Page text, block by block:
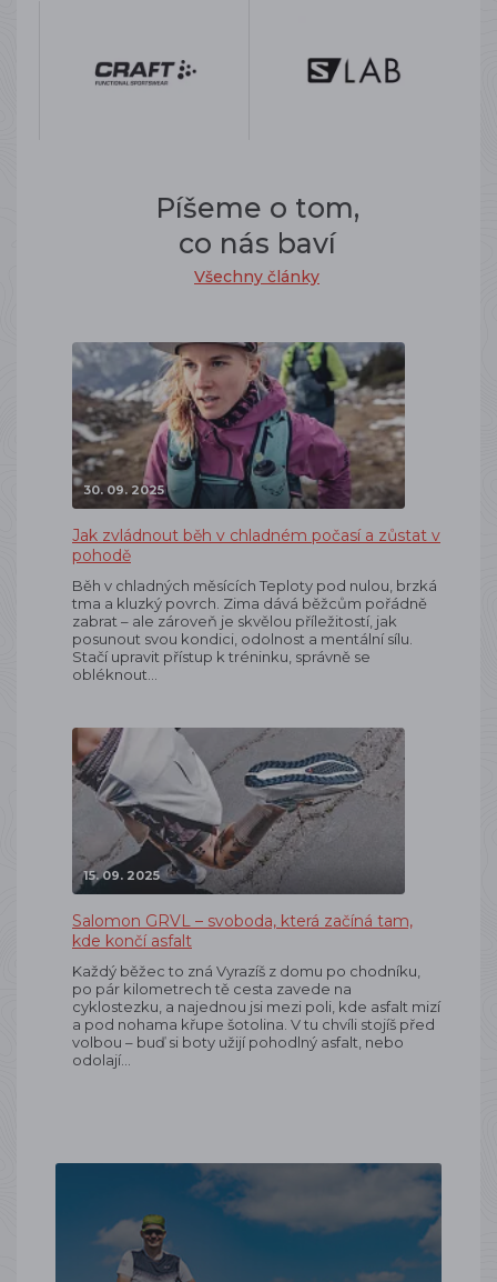
Píšeme o tom,
co nás baví
Všechny články
30. 09. 2025
Jak zvládnout běh v chladném počasí a zůstat v
pohodě
Běh v chladných měsících Teploty pod nulou, brzká
tma a kluzký povrch. Zima dává běžcům pořádně
zabrat – ale zároveň je skvělou příležitostí, jak
posunout svou kondici, odolnost a mentální sílu.
Stačí upravit přístup k tréninku, správně se
obléknout…
15. 09. 2025
Salomon GRVL – svoboda, která začíná tam,
kde končí asfalt
Každý běžec to zná Vyrazíš z domu po chodníku,
po pár kilometrech tě cesta zavede na
cyklostezku, a najednou jsi mezi poli, kde asfalt mizí
a pod nohama křupe šotolina. V tu chvíli stojíš před
volbou – buď si boty užijí pohodlný asfalt, nebo
odolají…